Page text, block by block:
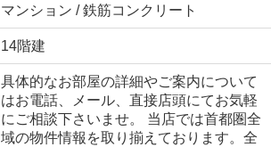
マンション / 鉄筋コンクリート
14階建
具体的なお部屋の詳細やご案内について
はお電話、メール、直接店頭にてお気軽
にご相談下さいませ。 当店では首都圏全
域の物件情報を取り揃えております。全